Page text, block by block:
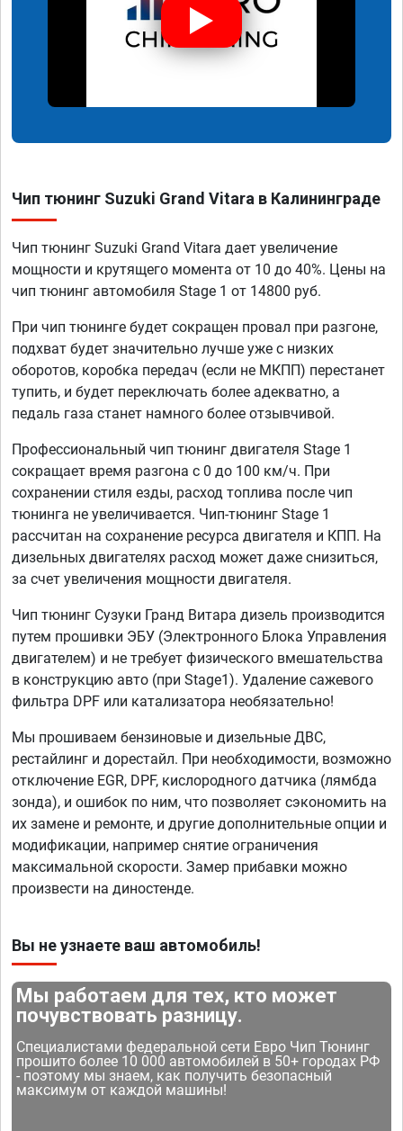
Чип тюнинг Suzuki Grand Vitara в Калининграде
Чип тюнинг Suzuki Grand Vitara дает увеличение
мощности и крутящего момента от 10 до 40%. Цены на
чип тюнинг автомобиля Stage 1 от 14800 руб.
При чип тюнинге будет сокращен провал при разгоне,
подхват будет значительно лучше уже с низких
оборотов, коробка передач (если не МКПП) перестанет
тупить, и будет переключать более адекватно, а
педаль газа станет намного более отзывчивой.
Профессиональный чип тюнинг двигателя Stage 1
сокращает время разгона с 0 до 100 км/ч. При
сохранении стиля езды, расход топлива после чип
тюнинга не увеличивается. Чип-тюнинг Stage 1
рассчитан на сохранение ресурса двигателя и КПП. На
дизельных двигателях расход может даже снизиться,
за счет увеличения мощности двигателя.
Чип тюнинг Сузуки Гранд Витара дизель производится
путем прошивки ЭБУ (Электронного Блока Управления
двигателем) и не требует физического вмешательства
в конструкцию авто (при Stage1). Удаление сажевого
фильтра DPF или катализатора необязательно!
Мы прошиваем бензиновые и дизельные ДВС,
рестайлинг и дорестайл. При необходимости, возможно
отключение EGR, DPF, кислородного датчика (лямбда
зонда), и ошибок по ним, что позволяет сэкономить на
их замене и ремонте, и другие дополнительные опции и
модификации, например снятие ограничения
максимальной скорости. Замер прибавки можно
произвести на диностенде.
Вы не узнаете ваш автомобиль!
Мы работаем для тех, кто может
почувствовать разницу.
Специалистами федеральной сети Евро Чип Тюнинг
прошито более 10 000 автомобилей в 50+ городах РФ
- поэтому мы знаем, как получить безопасный
максимум от каждой машины!